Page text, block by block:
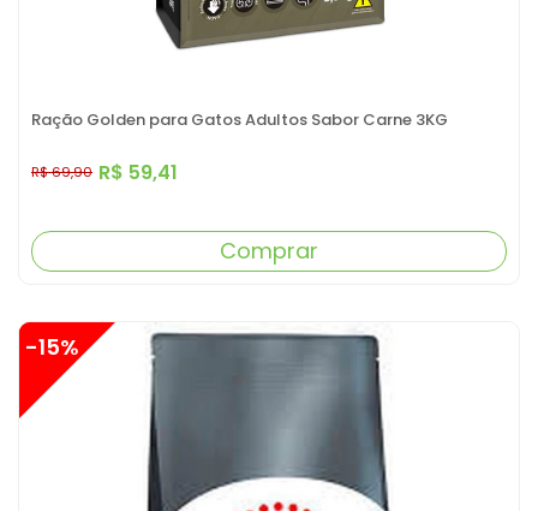
Ração Golden para Gatos Adultos Sabor Carne 3KG
R$ 59,41
R$ 69,90
Comprar
-15%